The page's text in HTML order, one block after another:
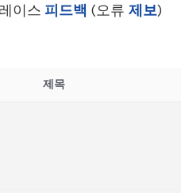
이스 피드백 (오류 제보)
제목